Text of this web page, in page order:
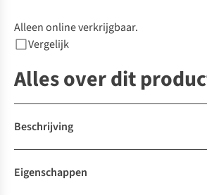
Alleen online verkrijgbaar.
Vergelijk
Alles over dit
Beschrijving
Eigenschappen